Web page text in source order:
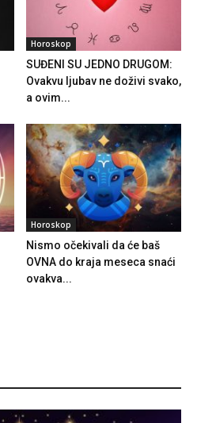
Horoskop
SUĐENI SU JEDNO DRUGOM:
Ovakvu ljubav ne doživi svako,
a ovim...
Horoskop
Nismo očekivali da će baš
OVNA do kraja meseca snaći
ovakva...